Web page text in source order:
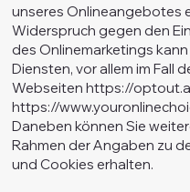
unseres Onlineangebotes
Widerspruch gegen den
des Onlinemarketings
Diensten, vor allem im Fall
Webseitenhttps://
https://
Daneben können Sie
Rahmen der Angaben zu
und Cookies erhalten.